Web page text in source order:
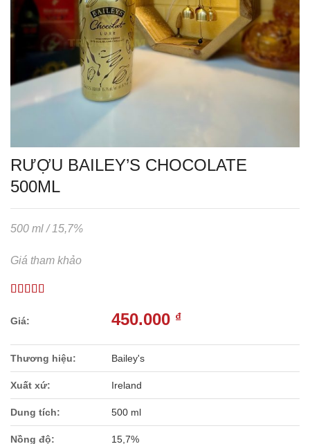
RƯỢU BAILEY’S CHOCOLATE
500ML
500 ml / 15,7%
Giá tham khảo
450.000 ₫
Thương hiệu: Bailey's
Xuất xứ: Ireland
Dung tích: 500 ml
Nồng độ: 15,7%